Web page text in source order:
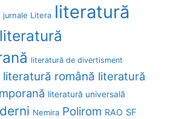
jurnale Litera literatură
literatură
literatură de divertisment
literatură română literatură
literatură universală
Nemira Polirom RAO SF